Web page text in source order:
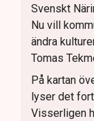
Svenskt
Nu vill
ändra
Tomas
På kartan
lyser det
Visserligen